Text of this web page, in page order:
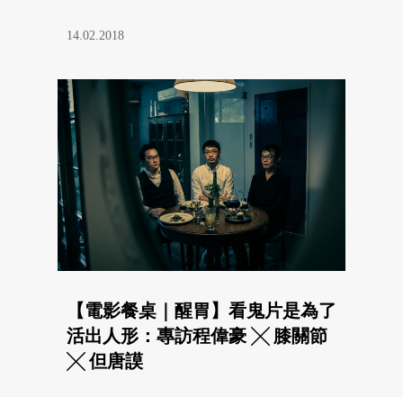
14.02.2018
【電影餐桌｜醒胃】看鬼片是為了
活出人形：專訪程偉豪 ╳ 膝關節
╳ 但唐謨